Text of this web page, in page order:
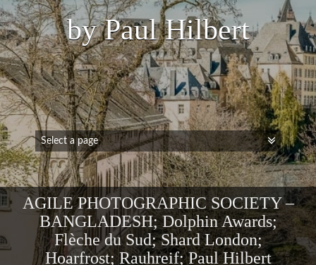
by Paul Hilbert
AGILE PHOTOGRAPHIC SOCIETY –
BANGLADESH; Dolphin Awards;
Flèche du Sud; Shard London;
Hoarfrost; Rauhreif; Paul Hilbert